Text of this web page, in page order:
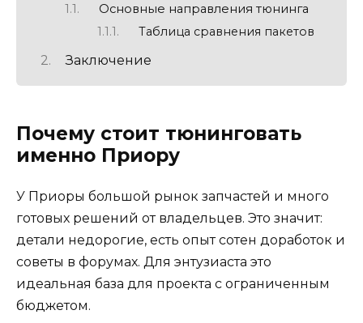
Основные направления тюнинга
Таблица сравнения пакетов
Заключение
Почему стоит тюнинговать
именно Приору
У Приоры большой рынок запчастей и много
готовых решений от владельцев. Это значит:
детали недорогие, есть опыт сотен доработок и
советы в форумах. Для энтузиаста это
идеальная база для проекта с ограниченным
бюджетом.